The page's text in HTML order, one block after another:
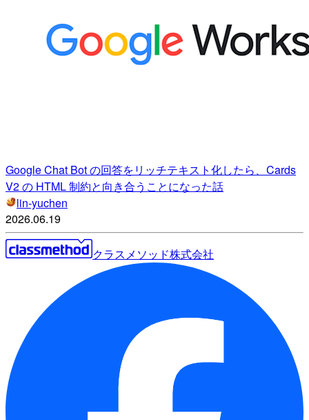
Google Chat Bot の回答をリッチテキスト化したら、Cards
V2 の HTML 制約と向き合うことになった話
lin-yuchen
2026.06.19
クラスメソッド株式会社